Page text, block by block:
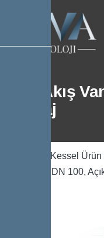
Geri Akış
Montaj
Kessel Ürün
Akış Vanası DN 100,